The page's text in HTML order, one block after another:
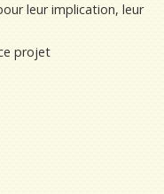
leur implication, leur
projet